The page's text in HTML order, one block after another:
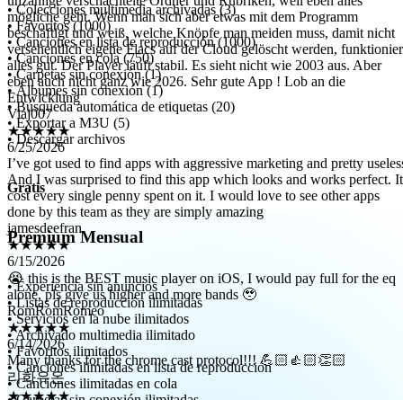
beschäftigt und weiß, welche Knöpfe man meiden muss, damit nicht
versehentlich eigene Flacs auf der Cloud gelöscht werden,
alles gut. Der Player läuft stabil. Es sieht nicht wie 2003 aus. Aber
eben auch nicht ganz wie 2026. Sehr gute App ! Lob an die
Entwicklung
Viaj007
★★★★★
6/25/2026
I’ve got used to find apps with aggressive marketing and pretty
And I was surprised to find this app which looks and works perfect. It
cost every single penny spent on it. I would love to see other apps
done by this team as they are simply amazing
jamesdeefran
★★★★★
6/15/2026
😭 this is the BEST music player on iOS, I would pay full for the eq
alone, pls give us higher and more bands 🥹
RomRomRomeo
★★★★★
6/14/2026
Many thanks for the chrome cast protocol!!! 💪🏻👍🏻👏🏻
리화유온
★★★★★
6/11/2026
• Colecciones multimedia archivadas (3)
• Favoritos (1000)
• Canciones en lista de reproducción (1000)
• Canciones en cola (750)
• Carpetas sin conexión (1)
• Álbumes sin conexión (1)
• Búsqueda automática de etiquetas (20)
• Exportar a M3U (5)
• Descargar archivos
Gratis
Premium Mensual
• Experiencia sin anuncios
• Listas de reproducción ilimitadas
• Servicios en la nube ilimitados
• Archivado multimedia ilimitado
• Favoritos ilimitados
• Canciones ilimitadas en lista de reproducción
• Canciones ilimitadas en cola